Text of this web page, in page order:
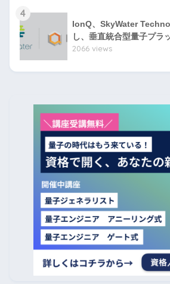
4
IonQ、SkyWater
し、垂直統合型量子プラ
2066 views